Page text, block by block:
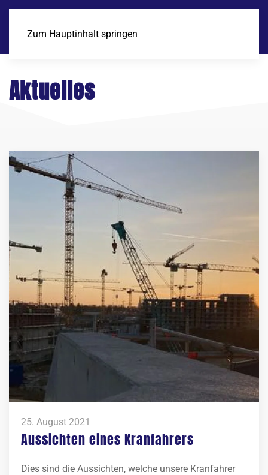
Zum Hauptinhalt springen
Aktuelles
25. August 2021
Aussichten eines Kranfahrers
Dies sind die Aussichten, welche unsere Kranfahrer